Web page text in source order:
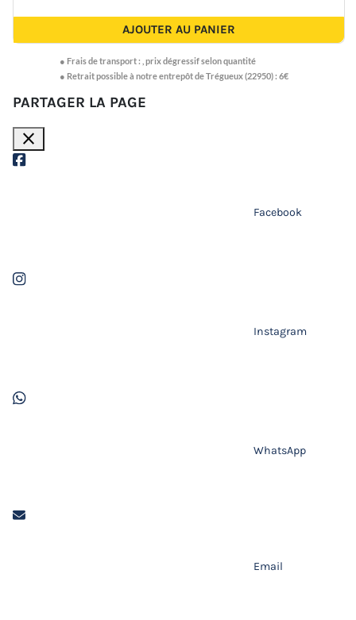
AJOUTER AU PANIER
● Frais de transport : prix dégressif selon quantité
● Retrait possible à notre entrepôt de Trégueux (22950) : 6€
PARTAGER LA PAGE
close
Facebook
Instagram
WhatsApp
Email